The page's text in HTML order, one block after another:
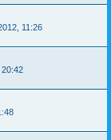
11:26
20:42